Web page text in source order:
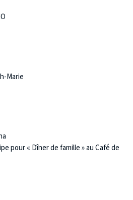
Marie
pour « Dîner de famille » au Café de